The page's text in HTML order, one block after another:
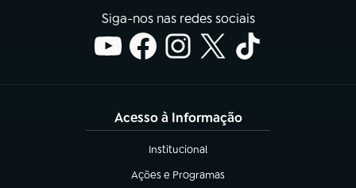
Siga-nos nas redes sociais
Acesso à Informação
Institucional
(abre em nova aba)
Ações e Programas
(abre em nova aba)